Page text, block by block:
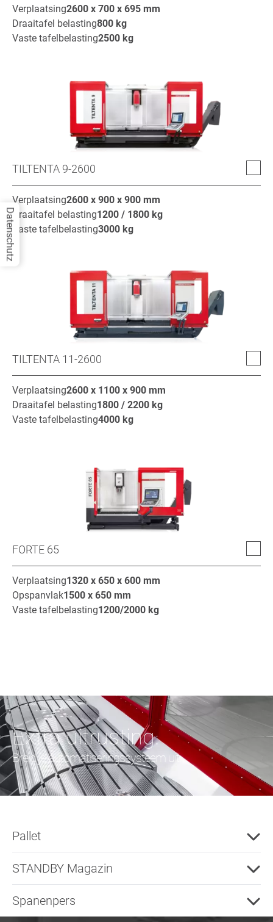
Verplaatsing2600 x 700 x 695 mm
Draaitafel belasting800 kg
Vaste tafelbelasting2500 kg
TILTENTA 9-2600
Verplaatsing2600 x 900 x 900 mm
Draaitafel belasting1200 / 1800 kg
Vaste tafelbelasting3000 kg
TILTENTA 11-2600
Verplaatsing2600 x 1100 x 900 mm
Draaitafel belasting1800 / 2200 kg
Vaste tafelbelasting4000 kg
FORTE 65
Verplaatsing1320 x 650 x 600 mm
Opspanvlak1500 x 650 mm
Vaste tafelbelasting1200/2000 kg
Extra uitrusting.
Breid je automatiseringssysteem uit.
Pallet
STANDBY Magazin
Spanenpers
Datenschutz